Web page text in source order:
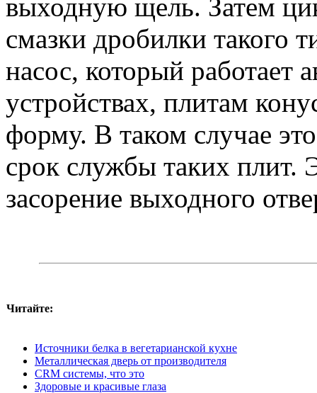
выходную щель. Затем
смазки дробилки такого
насос, который работает
устройствах, плитам
форму. В таком случае
срок службы таких плит.
засорение выходного
Читайте:
Источники белка в вегетарианской кухне
Металлическая дверь от производителя
CRM системы, что это
Здоровые и красивые глаза